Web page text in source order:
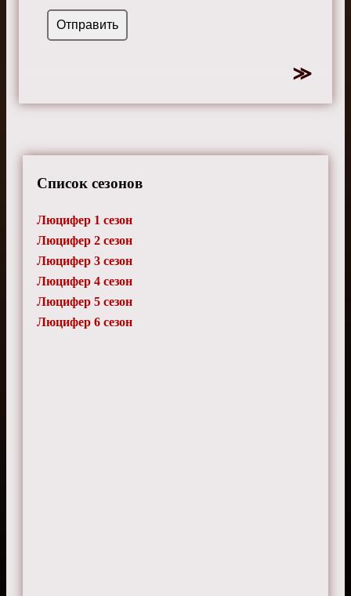
Список сезонов
Люцифер 1 сезон
Люцифер 2 сезон
Люцифер 3 сезон
Люцифер 4 сезон
Люцифер 5 сезон
Люцифер 6 сезон